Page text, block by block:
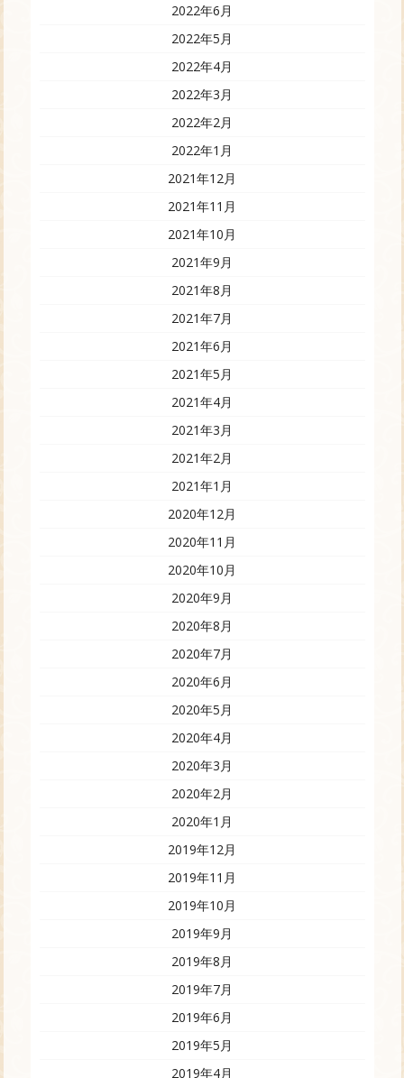
2022年6月
2022年5月
2022年4月
2022年3月
2022年2月
2022年1月
2021年12月
2021年11月
2021年10月
2021年9月
2021年8月
2021年7月
2021年6月
2021年5月
2021年4月
2021年3月
2021年2月
2021年1月
2020年12月
2020年11月
2020年10月
2020年9月
2020年8月
2020年7月
2020年6月
2020年5月
2020年4月
2020年3月
2020年2月
2020年1月
2019年12月
2019年11月
2019年10月
2019年9月
2019年8月
2019年7月
2019年6月
2019年5月
2019年4月